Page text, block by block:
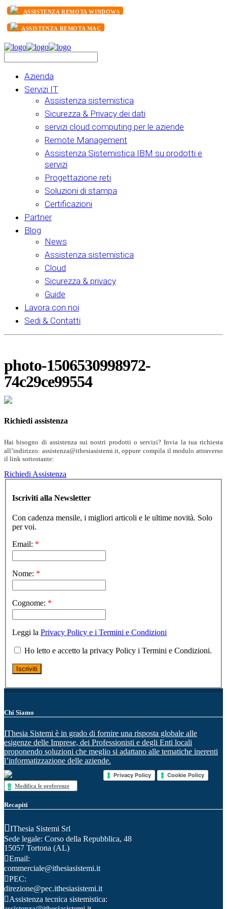
ASSISTENZA REMOTA WINDOWS
ASSISTENZA REMOTA MAC
Azienda
Servizi IT
Assistenza sistemistica
Sicurezza & Privacy dei dati
servizi cloud computing per le aziende
Remote Management
Assistenza Sistemistica IBM su prodotti e
servizi
Progettazione reti
Soluzioni di stampa
Certificazioni
Partner
Blog
News
Assistenza sistemistica
Cloud
Sicurezza & privacy
Guide
Lavora con noi
Sedi & Contatti
photo-1506530998972-
74c29ce99554
Richiedi assistenza
Hai bisogno di assistenza sui nostri prodotti o servizi? Invia la tua richiesta
all’indirizzo: assistenza@ithesiasistemi.it, oppure compila il modulo attraverso
il link sottostante:
Richiedi Assistenza
Iscriviti alla Newsletter
Con cadenza mensile, i migliori articoli e le ultime novità. Solo
per voi.
Email: *
Nome: *
Cognome: *
Leggi la Privacy Policy e i Termini e Condizioni
Ho letto e accetto la privacy Policy i Termini e Condizioni.
Chi Siamo
IThesia Sistemi è in grado di fornire una risposta globale alle
esigenze delle Imprese, dei Professionisti e degli Enti locali
proponendo soluzioni che meglio si adattano alle tematiche inerenti
l’informatizzazione delle aziende.
Privacy Policy Cookie Policy
Modifica le preferenze
Recapiti
IThesia Sistemi Srl
Sede legale: Corso della Repubblica, 48
15057 Tortona (AL)
Email:
commerciale@ithesiasistemi.it
PEC:
direzione@pec.ithesiasistemi.it
Assistenza tecnica sistemistica: